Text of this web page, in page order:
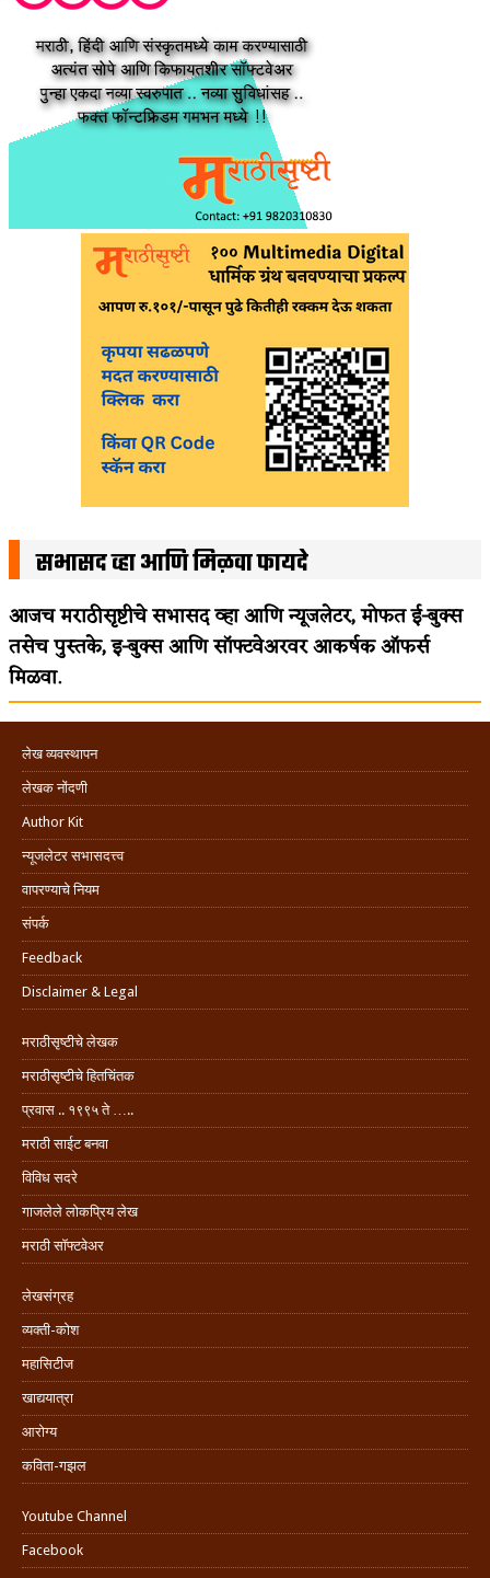
सभासद व्हा आणि मिळवा फायदे
आजच मराठीसृष्टीचे सभासद व्हा आणि न्यूजलेटर, मोफत ई-बुक्स
तसेच पुस्तके, इ-बुक्स आणि सॉफ्टवेअरवर आकर्षक ऑफर्स
मिळवा.
लेख व्यवस्थापन
लेखक नोंदणी
Author Kit
न्यूजलेटर सभासदत्त्व
वापरण्याचे नियम
संपर्क
Feedback
Disclaimer & Legal
मराठीसृष्टीचे लेखक
मराठीसृष्टीचे हितचिंतक
प्रवास .. १९९५ ते …..
मराठी साईट बनवा
विविध सदरे
गाजलेले लोकप्रिय लेख
मराठी सॉफ्टवेअर
लेखसंग्रह
व्यक्ती-कोश
महासिटीज
खाद्ययात्रा
आरोग्य
कविता-गझल
Youtube Channel
Facebook